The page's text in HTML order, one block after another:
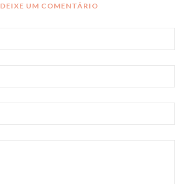
DEIXE UM COMENTÁRIO